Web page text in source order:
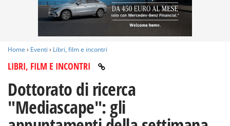
Home › Eventi › Libri, film e incontri
LIBRI, FILM E INCONTRI
Dottorato di ricerca
"Mediascape": gli